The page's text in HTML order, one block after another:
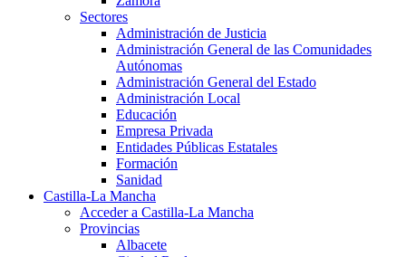
Sectores
Administración de Justicia
Administración General de las Comunidades
Autónomas
Administración General del Estado
Administración Local
Educación
Empresa Privada
Entidades Públicas Estatales
Formación
Sanidad
Castilla-La Mancha
Acceder a Castilla-La Mancha
Provincias
Albacete